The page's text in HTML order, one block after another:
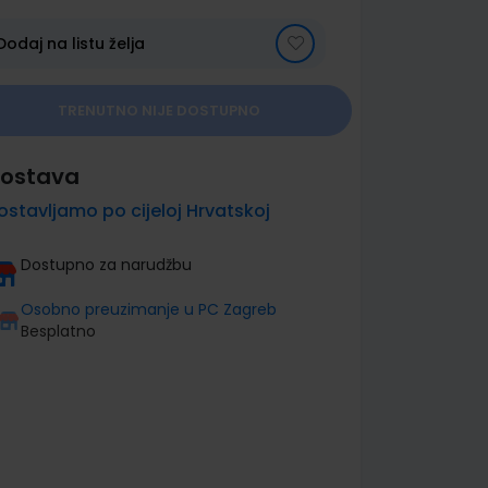
na listu želja
po cijeloj Hrvatskoj
Dostupno za narudžbu
Osobno preuzimanje u PC Zagreb
Besplatno